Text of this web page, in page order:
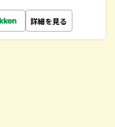
詳細を見る